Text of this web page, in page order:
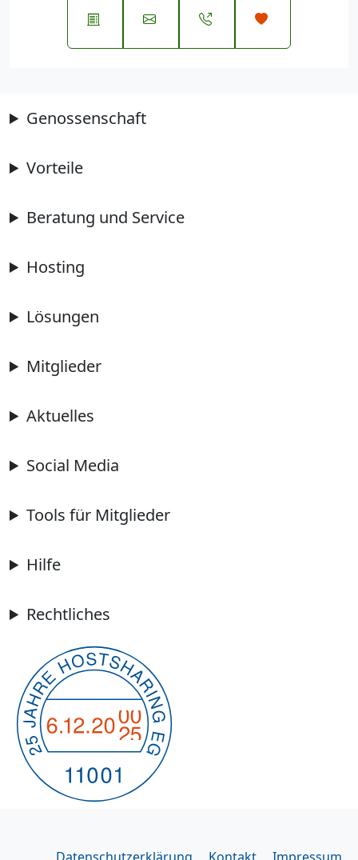
Genossenschaft
Vorteile
Beratung und Service
Hosting
Lösungen
Mitglieder
Aktuelles
Social Media
Tools für Mitglieder
Hilfe
Rechtliches